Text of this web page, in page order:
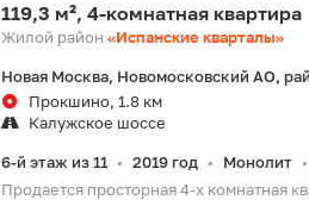
119,3 м², 4-комнатная квартира
Жилой район «Испанские кварталы»
Новая Москва, Новомосковский АО,
Прокшино, 1.8 км
Калужское шоссе
6-й этаж из 11 • 2019 год • Монолит •
Продается просторная 4-х комнатная